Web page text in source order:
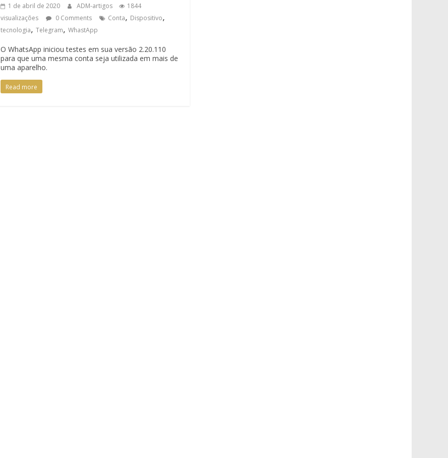
1 de abril de 2020 ADM-artigos
1844
visualizações
0 Comments Conta, Dispositivo,
tecnologia, Telegram, WhastApp
O WhatsApp iniciou testes em sua versão 2.20.110
para que uma mesma conta seja utilizada em mais de
uma aparelho.
Read more